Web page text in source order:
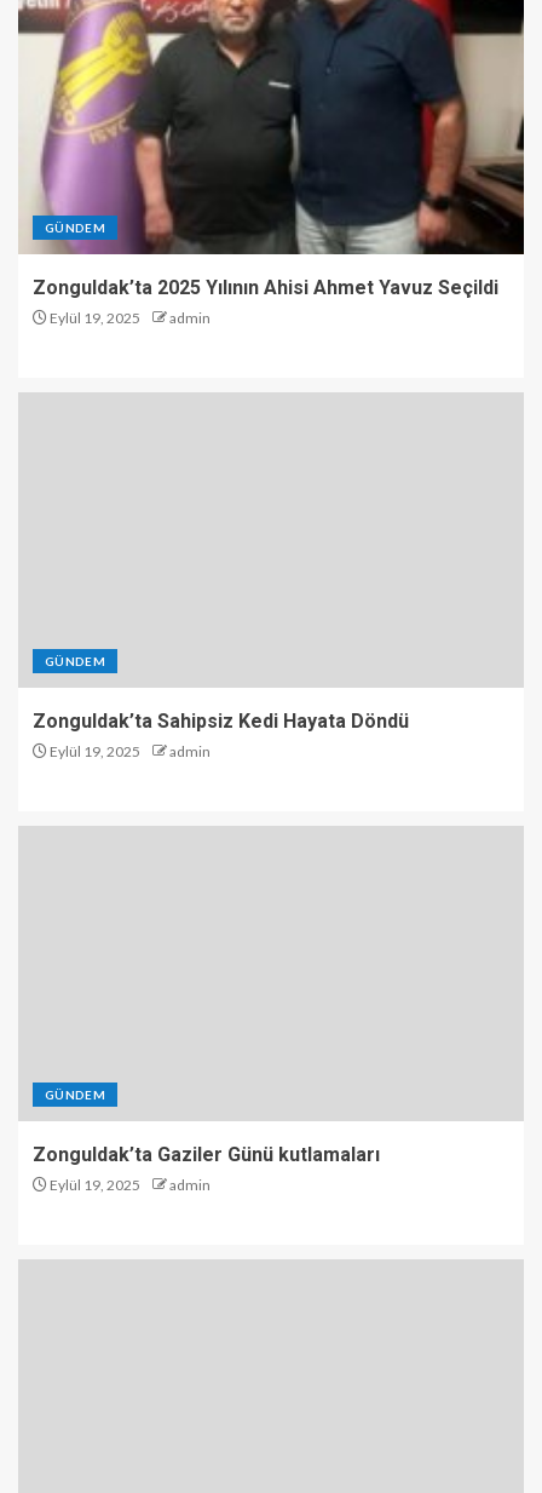
GÜNDEM
Zonguldak’ta 2025 Yılının Ahisi Ahmet Yavuz Seçildi
Eylül 19, 2025 admin
GÜNDEM
Zonguldak’ta Sahipsiz Kedi Hayata Döndü
Eylül 19, 2025 admin
GÜNDEM
Zonguldak’ta Gaziler Günü kutlamaları
Eylül 19, 2025 admin